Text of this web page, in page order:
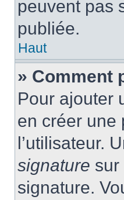
peuvent pas
publiée.
Haut
» Comment
Pour ajouter
en créer une
l’utilisateur.
signature sur
signature.